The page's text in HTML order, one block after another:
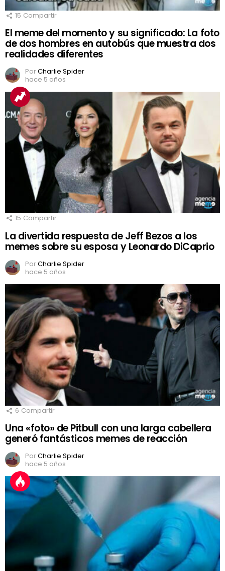
15 Compartir
El meme del momento y su significado: La foto
de dos hombres en autobús que muestra dos
realidades diferentes
PorCharlie Spider
hace 5 años
15 Compartir
La divertida respuesta de Jeff Bezos a los
memes sobre su esposa y Leonardo DiCaprio
PorCharlie Spider
hace 5 años
6 Compartir
Una «foto» de Pitbull con una larga cabellera
generó fantásticos memes de reacción
PorCharlie Spider
hace 5 años